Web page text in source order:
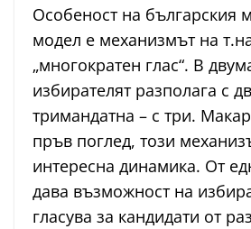
Особеност на българския
модел е механизмът на
„многократен глас“. В
избирателят разполага с
тримандатна – с три.
пръв поглед, този
интересна динамика. От
дава възможност на
гласува за кандидати от